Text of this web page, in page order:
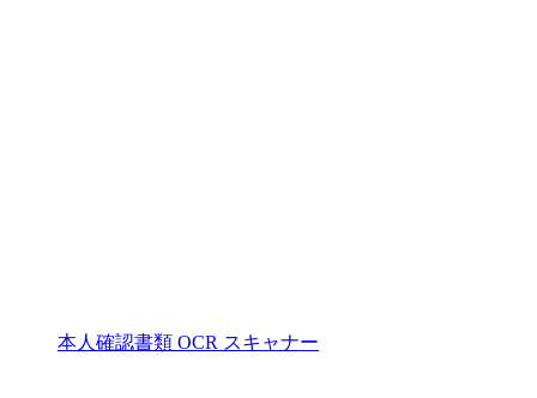
本人確認書類 OCR スキャナー